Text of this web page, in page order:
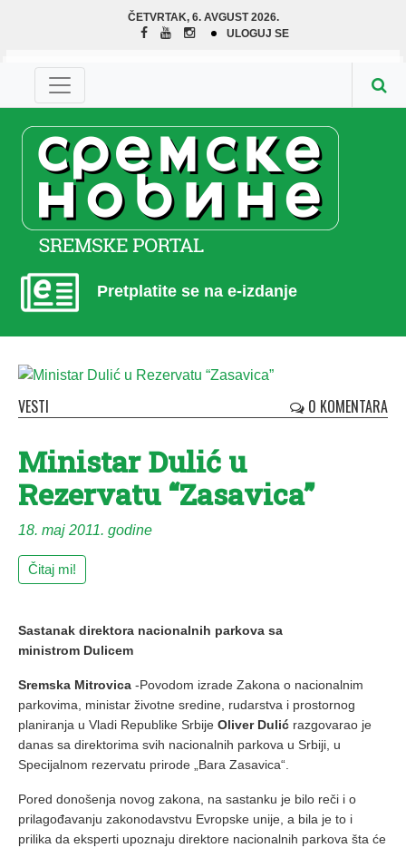
ČETVRTAK, 6. AVGUST 2026.
ULOGUJ SE
Pretplatite se na e-izdanje
VESTI 0 KOMENTARA
Ministar Dulić u
Rezervatu “Zasavica”
18. maj 2011. godine
Čitaj mi!
Sastanak direktora nacionalnih parkova sa
ministrom Dulicem
Sremska Mitrovica -Povodom izrade Zakona o nacionalnim
parkovima, ministar životne sredine, rudarstva i prostornog
planiranja u Vladi Republike Srbije Oliver Dulić razgovarao je
danas sa direktorima svih nacionalnih parkova u Srbiji, u
Specijalnom rezervatu prirode „Bara Zasavica“.
Pored donošenja novog zakona, na sastanku je bilo reči i o
prilagođavanju zakonodavstvu Evropske unije, a bila je to i
prilika da eksperti upoznaju direktore nacionalnih parkova šta će